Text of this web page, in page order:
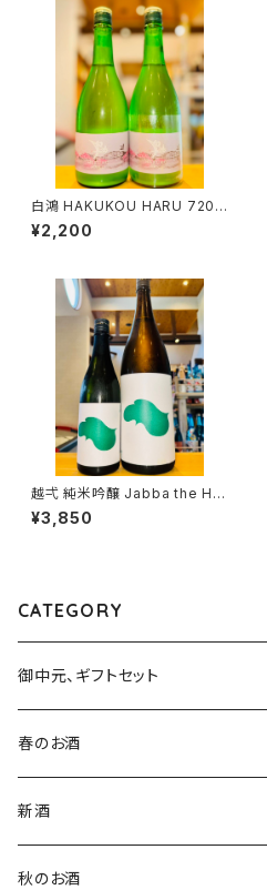
白鴻 HAKUKOU HARU 720m
l１本（盛川酒造・広島県呉市安
浦町）
¥2,200
越弌 純米吟醸 Jabba the H
1800ml１本（株式会社越後鶴
亀・新潟県新潟市西蒲区竹野
¥3,850
CATEGORY
御中元、ギフトセット
春のお酒
新酒
秋のお酒